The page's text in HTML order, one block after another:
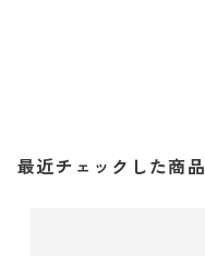
最近チェックした商品